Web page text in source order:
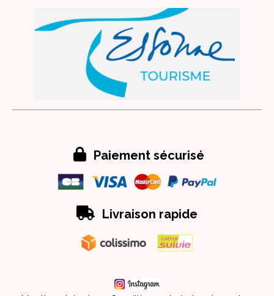
 Paiement sécurisé
 Livraison rapide